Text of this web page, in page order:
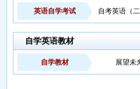
英语自学考试 自考英语（
自学英语教材
自学教材 展望未